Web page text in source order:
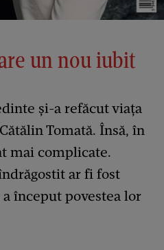
un nou iubit
și-a refăcut viața
Tomată. Însă, în
mai complicate.
ar fi fost
început povestea lor